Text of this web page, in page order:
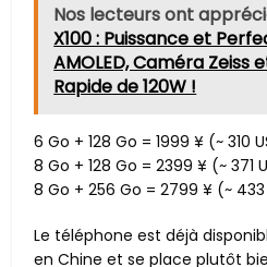
Nos lecteurs ont
X100 : Puissance et
AMOLED, Caméra Zeiss
Rapide de 120W !
6 Go + 128 Go = 1999 ¥ (~ 310
8 Go + 128 Go = 2399 ¥ (~ 371
8 Go + 256 Go = 2799 ¥ (~ 433
Le téléphone est déjà
en Chine et se place plutôt